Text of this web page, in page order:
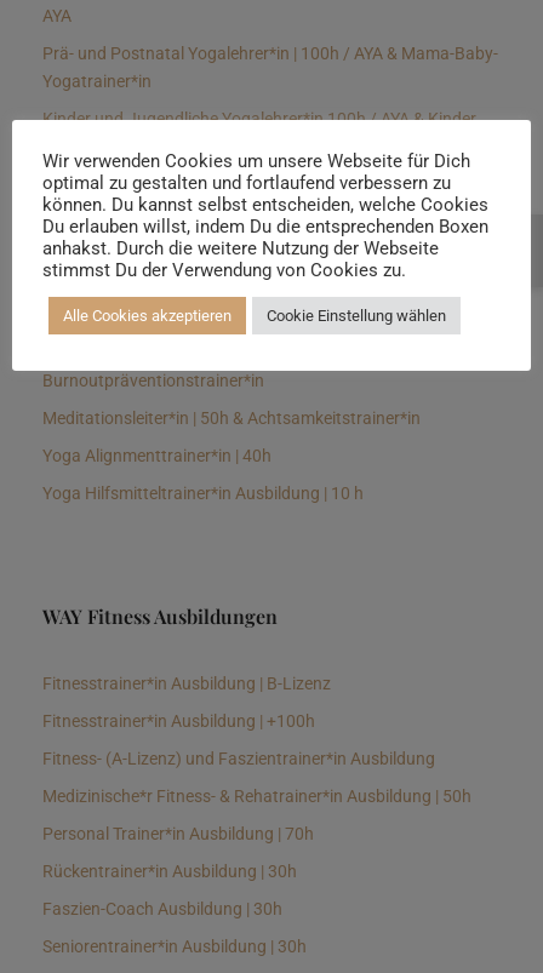
AYA
Prä- und Postnatal Yogalehrer*in | 100h / AYA & Mama-Baby-
Yogatrainer*in
Kinder und Jugendliche Yogalehrer*in 100h / AYA & Kinder
Yin Yogalehrer*in | 100 h & Faszientrainer*in
Hormon Yogalehrer*in / Yogatherapeut*in &
Stressmanagementtrainer*in | 70h
Longevitytrainer*in
Burnoutpräventionstrainer*in
Meditationsleiter*in | 50h & Achtsamkeitstrainer*in
Yoga Alignmenttrainer*in | 40h
Yoga Hilfsmitteltrainer*in Ausbildung | 10 h
WAY Fitness Ausbildungen
Fitnesstrainer*in Ausbildung | B-Lizenz
Fitnesstrainer*in Ausbildung | +100h
Fitness- (A-Lizenz) und Faszientrainer*in Ausbildung
Medizinische*r Fitness- & Rehatrainer*in Ausbildung | 50h
Personal Trainer*in Ausbildung | 70h
Rückentrainer*in Ausbildung | 30h
Faszien-Coach Ausbildung | 30h
Seniorentrainer*in Ausbildung | 30h
Wir verwenden Cookies um unsere Webseite für Dich
optimal zu gestalten und fortlaufend verbessern zu
können. Du kannst selbst entscheiden, welche Cookies
Du erlauben willst, indem Du die entsprechenden Boxen
anhakst. Durch die weitere Nutzung der Webseite
stimmst Du der Verwendung von Cookies zu.
Alle Cookies akzeptieren Cookie Einstellung wählen
Beratung buchen